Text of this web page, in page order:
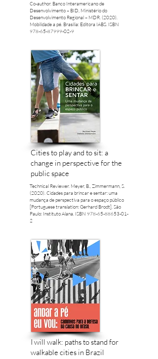
Co-author. Banco Interamericano de
Desenvolvimento – BID, Ministério do
Desenvolvimento Regional – MDR. (2020).
Mobilidade a pé. Brasília: Editora IABS. ISBN
978-65-87999-02-9
Cities to play and to sit: a
change in perspective for the
public space
Technical Reviewer. Meyer, B., Zimmermann, S.
(2020). Cidades para brincar e sentar: uma
mudança de perspectiva para o espaço público
[Portuguese translation: Gerhard Brodt]. São
Paulo: Instituto Alana. ISBN 978-65-88653-01-
2
I will walk: paths to stand for
walkable cities in Brazil